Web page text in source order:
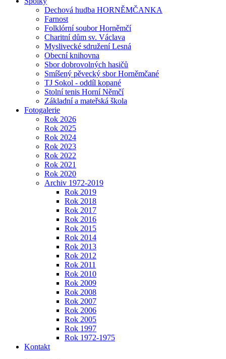
Dechová hudba HORNĚMČANKA
Farnost
Folklórní soubor Horněmčí
Charitní dům sv. Václava
Myslivecké sdružení Lesná
Obecní knihovna
Sbor dobrovolných hasičů
Smíšený pěvecký sbor Horněmčané
TJ Sokol - oddíl kopané
Stolní tenis Horní Němčí
Základní a mateřská škola
Fotogalerie
Rok 2026
Rok 2025
Rok 2024
Rok 2023
Rok 2022
Rok 2021
Rok 2020
Archiv 1972-2019
Rok 2019
Rok 2018
Rok 2017
Rok 2016
Rok 2015
Rok 2014
Rok 2013
Rok 2012
Rok 2011
Rok 2010
Rok 2009
Rok 2008
Rok 2007
Rok 2006
Rok 2005
Rok 1997
Rok 1972-1975
Kontakt